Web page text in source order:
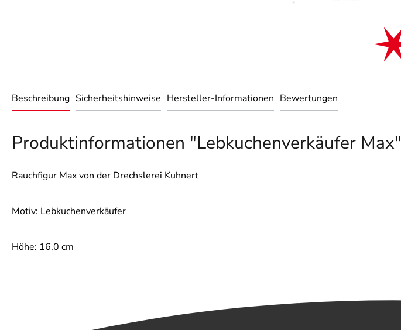
Beschreibung Sicherheitshinweise Hersteller-Informationen Bewertungen
Produktinformationen "Lebkuchenverkäufer Max"
Rauchfigur Max von der Drechslerei Kuhnert
Motiv: Lebkuchenverkäufer
Höhe: 16,0 cm